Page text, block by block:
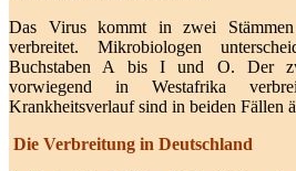
Das Virus kommt in zwei
verbreitet. Mikrobiologen
Buchstaben A bis I und O. Der
vorwiegend in Westafrika
Krankheitsverlauf sind in beiden Fällen
Die Verbreitung in Deutschland